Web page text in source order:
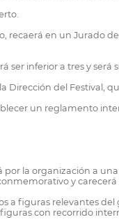
recaerá en un Jurado
ser inferior a tres y será
Dirección del Festival,
un reglamento
por la organización a
y
a figuras relevantes
con recorrido